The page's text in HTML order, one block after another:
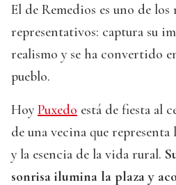
El de Remedios es uno de los
representativos: captura su
realismo y se ha convertido
pueblo.
HoyPuxedo está de fiesta al
de una vecina que representa
y la esencia de la vida rural.
sonrisa ilumina la plaza y